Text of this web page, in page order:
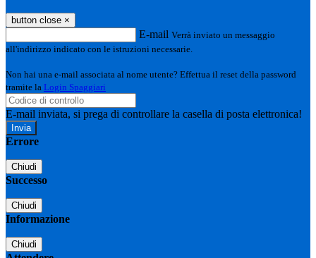
button close ×
E-mail Verrà inviato un messaggio
all'indirizzo indicato con le istruzioni necessarie.
Non hai una e-mail associata al nome utente? Effettua il reset della password
tramite la Login Spaggiari
E-mail inviata, si prega di controllare la casella di posta elettronica!
Errore
Chiudi
Successo
Chiudi
Informazione
Chiudi